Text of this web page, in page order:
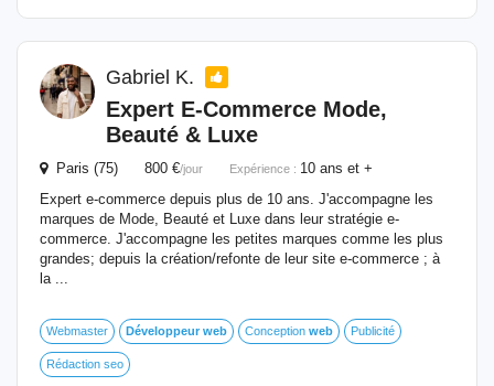
Gabriel K.
Expert E-Commerce Mode,
Beauté & Luxe
Paris (75) 800 €/jour Expérience : 10 ans et +
Expert e-commerce depuis plus de 10 ans. J'accompagne les
marques de Mode, Beauté et Luxe dans leur stratégie e-
commerce. J'accompagne les petites marques comme les plus
grandes; depuis la création/refonte de leur site e-commerce ; à
la ...
Webmaster Développeur web Conception web Publicité
Rédaction seo